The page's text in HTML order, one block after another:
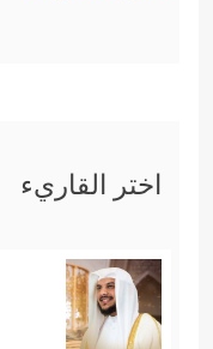
قُلۡ أَنزَلَهُ ٱلَّذِی
رابعًا: إنَّ
اختر القاريء